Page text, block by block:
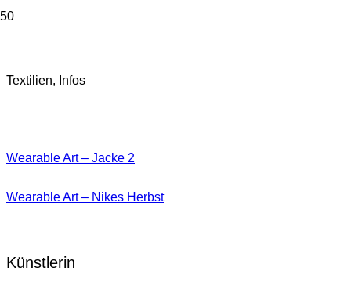
Textilien, Infos
Wearable Art – Jacke 2
Wearable Art – Nikes Herbst
Künstlerin